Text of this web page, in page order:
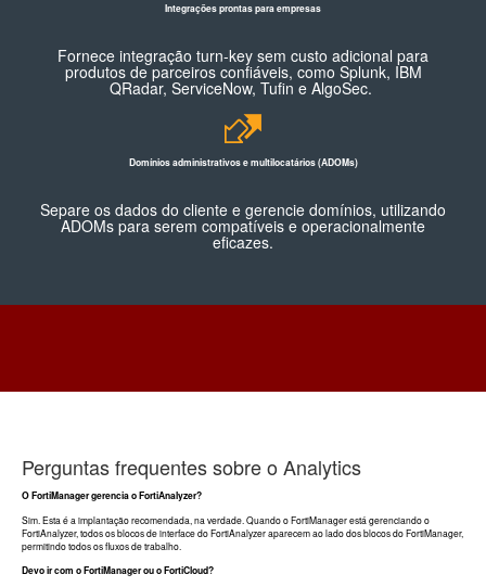
Integrações prontas para empresas
Fornece integração turn-key sem custo adicional para
produtos de parceiros confiáveis, como Splunk, IBM
QRadar, ServiceNow, Tufin e AlgoSec.
Domínios administrativos e multilocatários (ADOMs)
Separe os dados do cliente e gerencie domínios, utilizando
ADOMs para serem compatíveis e operacionalmente
eficazes.
Perguntas frequentes sobre o Analytics
O FortiManager gerencia o FortiAnalyzer?
Sim. Esta é a implantação recomendada, na verdade. Quando o FortiManager está gerenciando o
FortiAnalyzer, todos os blocos de interface do FortiAnalyzer aparecem ao lado dos blocos do FortiManager,
permitindo todos os fluxos de trabalho.
Devo ir com o FortiManager ou o FortiCloud?